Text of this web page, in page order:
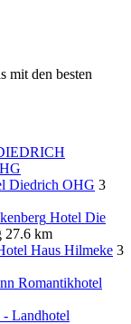
mit den besten
Diedrich OHG 3
Hotel Die
27.6 km
Haus Hilmeke 3
Romantikhotel